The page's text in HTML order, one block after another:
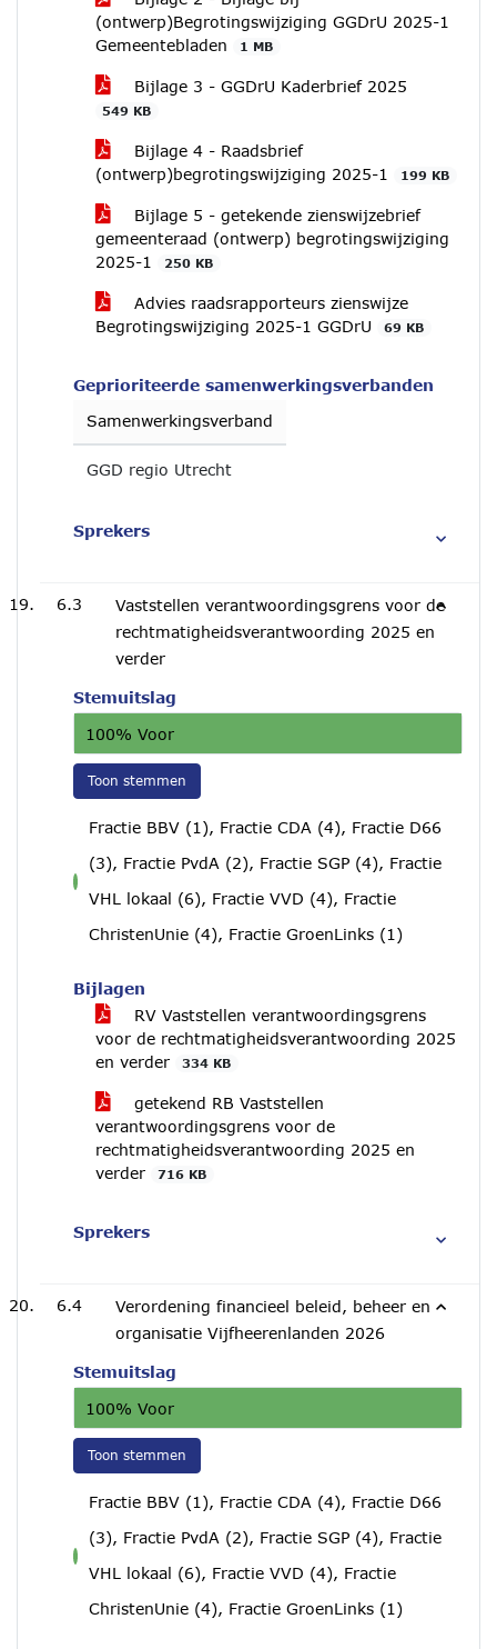
(ontwerp)Begrotingswijziging GGDrU 2025-1
Gemeentebladen
1 MB
Bijlage 3 - GGDrU Kaderbrief 2025
549 KB
Bijlage 4 - Raadsbrief
(ontwerp)begrotingswijziging 2025-1
199 KB
Bijlage 5 - getekende zienswijzebrief
gemeenteraad (ontwerp) begrotingswijziging
2025-1
250 KB
Advies raadsrapporteurs zienswijze
Begrotingswijziging 2025-1 GGDrU
69 KB
Geprioriteerde samenwerkingsverbanden
Samenwerkingsverband
GGD regio Utrecht
Sprekers
6.3
Vaststellen verantwoordingsgrens voor de
rechtmatigheidsverantwoording 2025 en
verder
Stemuitslag
100% Voor
Toon stemmen
voor
Fractie BBV (1), Fractie CDA (4), Fractie D66
(3), Fractie PvdA (2), Fractie SGP (4), Fractie
VHL lokaal (6), Fractie VVD (4), Fractie
ChristenUnie (4), Fractie GroenLinks (1)
Bijlagen
RV Vaststellen verantwoordingsgrens
voor de rechtmatigheidsverantwoording 2025
en verder
334 KB
getekend RB Vaststellen
verantwoordingsgrens voor de
rechtmatigheidsverantwoording 2025 en
verder
716 KB
Sprekers
6.4
Verordening financieel beleid, beheer en
organisatie Vijfheerenlanden 2026
Stemuitslag
100% Voor
Toon stemmen
voor
Fractie BBV (1), Fractie CDA (4), Fractie D66
(3), Fractie PvdA (2), Fractie SGP (4), Fractie
VHL lokaal (6), Fractie VVD (4), Fractie
ChristenUnie (4), Fractie GroenLinks (1)